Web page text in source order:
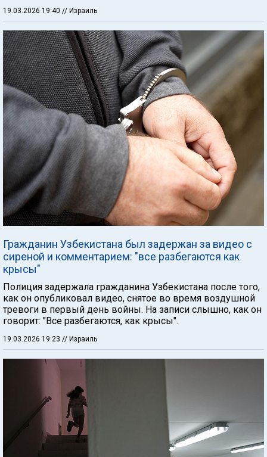
19.03.2026 19:40 // Израиль
Гражданин Узбекистана был задержан за видео с
сиреной и комментарием: "все разбегаются как
крысы"
Полиция задержала гражданина Узбекистана после того,
как он опубликовал видео, снятое во время воздушной
тревоги в первый день войны. На записи слышно, как он
говорит: "Все разбегаются, как крысы".
19.03.2026 19:23 // Израиль